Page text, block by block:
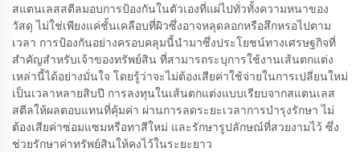
สแตนเลสสตีลมอบการป้องกันในตัวเองที่แผ่ไปทั่วทั้งความหนาของ
วัสดุ ไม่ใช่เพียงแค่ชั้นเคลือบที่ผิวซึ่งอาจหลุดลอกหรือสึกหรอไปตาม
เวลา การป้องกันอย่างครอบคลุมนี้นำมาซึ่งประโยชน์ทางเศรษฐกิจที่
สำคัญสำหรับเจ้าของทรัพย์สิน ที่สามารถระบุการใช้งานเส้นตกแต่ง
เหล่านี้ได้อย่างมั่นใจ โดยรู้ว่าจะไม่ต้องเสียค่าใช้จ่ายในการเปลี่ยนใหม่
เป็นเวลาหลายสิบปี การลงทุนในเส้นตกแต่งแบบเรียบจากสแตนเลส
สตีลให้ผลตอบแทนที่คุ้มค่า ผ่านการลดระยะเวลาการบำรุงรักษา ไม่
ต้องเสียค่าซ่อมแซมหรือทาสีใหม่ และรักษารูปลักษณ์ที่สวยงามไว้ ซึ่ง
ช่วยรักษาค่าทรัพย์สินให้คงไว้ในระยะยาว